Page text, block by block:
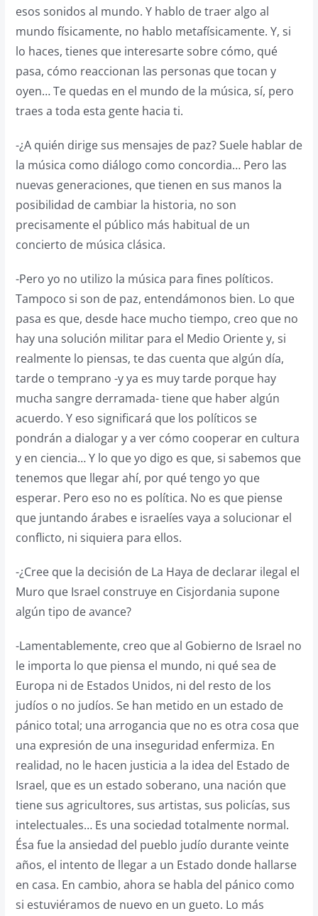
esos sonidos al mundo. Y hablo de traer algo al
mundo físicamente, no hablo metafísicamente. Y, si
lo haces, tienes que interesarte sobre cómo, qué
pasa, cómo reaccionan las personas que tocan y
oyen… Te quedas en el mundo de la música, sí, pero
traes a toda esta gente hacia ti.
-¿A quién dirige sus mensajes de paz? Suele hablar de
la música como diálogo como concordia… Pero las
nuevas generaciones, que tienen en sus manos la
posibilidad de cambiar la historia, no son
precisamente el público más habitual de un
concierto de música clásica.
-Pero yo no utilizo la música para fines políticos.
Tampoco si son de paz, entendámonos bien. Lo que
pasa es que, desde hace mucho tiempo, creo que no
hay una solución militar para el Medio Oriente y, si
realmente lo piensas, te das cuenta que algún día,
tarde o temprano -y ya es muy tarde porque hay
mucha sangre derramada- tiene que haber algún
acuerdo. Y eso significará que los políticos se
pondrán a dialogar y a ver cómo cooperar en cultura
y en ciencia… Y lo que yo digo es que, si sabemos que
tenemos que llegar ahí, por qué tengo yo que
esperar. Pero eso no es política. No es que piense
que juntando árabes e israelíes vaya a solucionar el
conflicto, ni siquiera para ellos.
-¿Cree que la decisión de La Haya de declarar ilegal el
Muro que Israel construye en Cisjordania supone
algún tipo de avance?
-Lamentablemente, creo que al Gobierno de Israel no
le importa lo que piensa el mundo, ni qué sea de
Europa ni de Estados Unidos, ni del resto de los
judíos o no judíos. Se han metido en un estado de
pánico total; una arrogancia que no es otra cosa que
una expresión de una inseguridad enfermiza. En
realidad, no le hacen justicia a la idea del Estado de
Israel, que es un estado soberano, una nación que
tiene sus agricultores, sus artistas, sus policías, sus
intelectuales… Es una sociedad totalmente normal.
Ésa fue la ansiedad del pueblo judío durante veinte
años, el intento de llegar a un Estado donde hallarse
en casa. En cambio, ahora se habla del pánico como
si estuviéramos de nuevo en un gueto. Lo más